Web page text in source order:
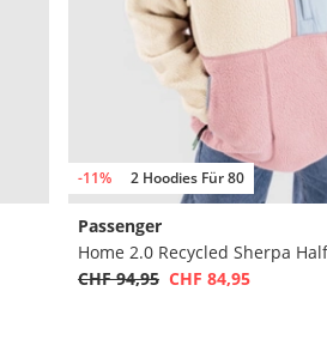
-11% 2 Hoodies Für 80
Passenger
CHF 94,95 CHF 84,95